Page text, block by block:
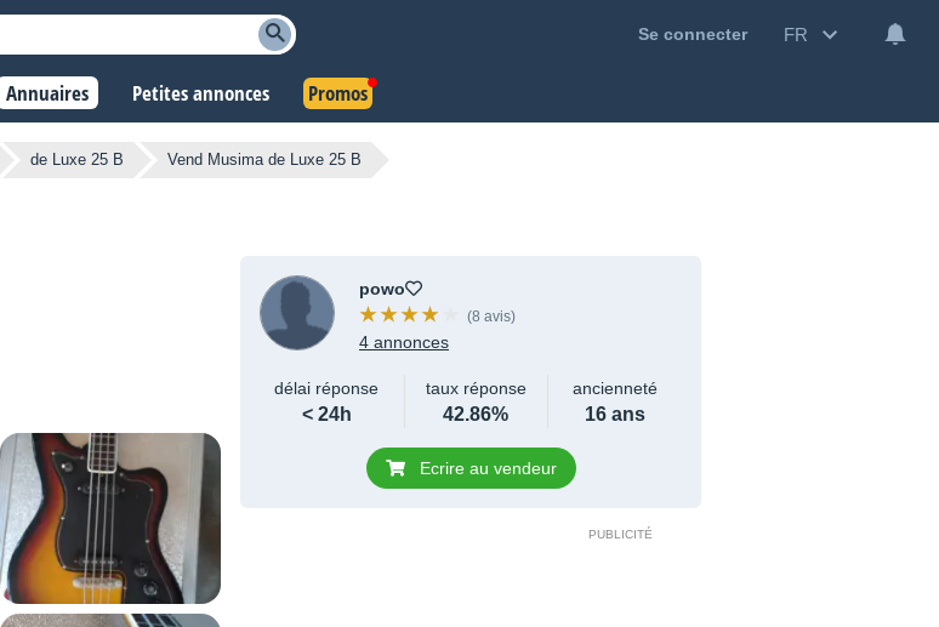
Se connecter FR
Annuaires Petites annonces Promos
de Luxe 25 B Vend Musima de Luxe 25 B
powo
(8 avis)
4 annonces
délai réponse
< 24h
taux réponse
42.86%
ancienneté
16 ans
Ecrire au vendeur